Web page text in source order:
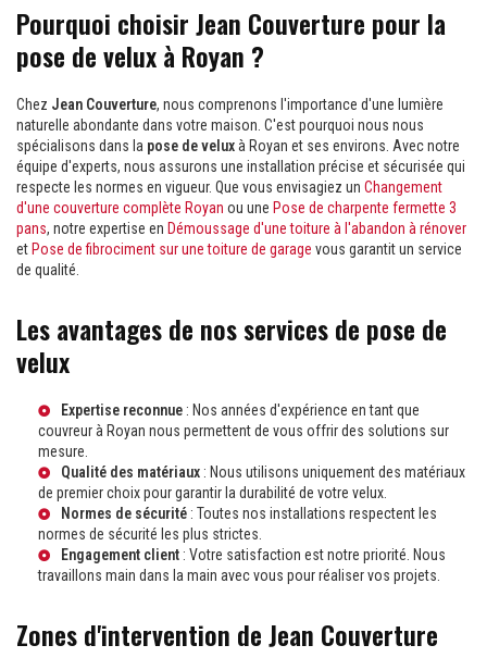
Pourquoi choisir Jean Couverture pour la
pose de velux à Royan ?
Chez Jean Couverture, nous comprenons l'importance d'une lumière
naturelle abondante dans votre maison. C'est pourquoi nous nous
spécialisons dans la pose de veluxà Royan et ses environs. Avec notre
équipe d'experts, nous assurons une installation précise et sécurisée qui
respecte les normes en vigueur. Que vous envisagiez un Changement
d'une couverture complète Royan ou une Pose de charpente fermette 3
pans, notre expertise en Démoussage d'une toiture à l'abandon à rénover
et Pose de fibrociment sur une toiture de garage vous garantit un service
de qualité.
Les avantages de nos services de pose de
velux
Expertise reconnue : Nos années d'expérience en tant que
couvreur à Royan nous permettent de vous offrir des solutions sur
mesure.
Qualité des matériaux : Nous utilisons uniquement des matériaux
de premier choix pour garantir la durabilité de votre velux.
Normes de sécurité : Toutes nos installations respectent les
normes de sécurité les plus strictes.
Engagement client : Votre satisfaction est notre priorité. Nous
travaillons main dans la main avec vous pour réaliser vos projets.
Zones d'intervention de Jean Couverture